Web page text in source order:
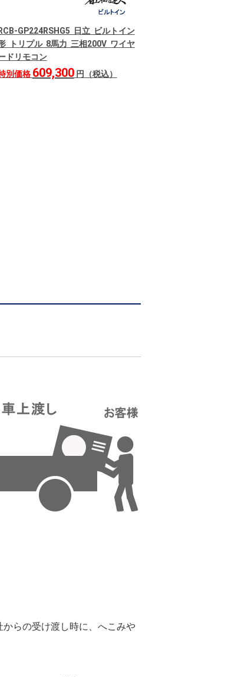
RCB-GP224RSHG5 日立 ビルトイン
トリプル 8馬力 三相200V ワイヤ
ドリモコン
別価格 609,300円（税込）
らの受け渡し時に、へこみや